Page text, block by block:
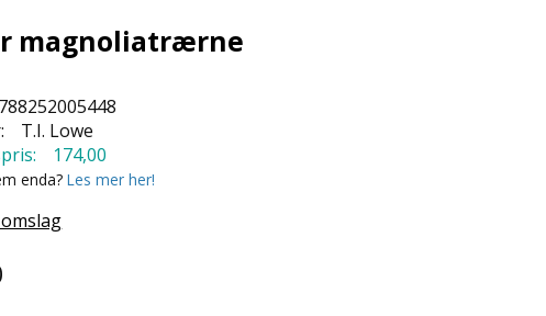
magnoliatrærne
T.I. Lowe
174,00
enda?Les mer her!